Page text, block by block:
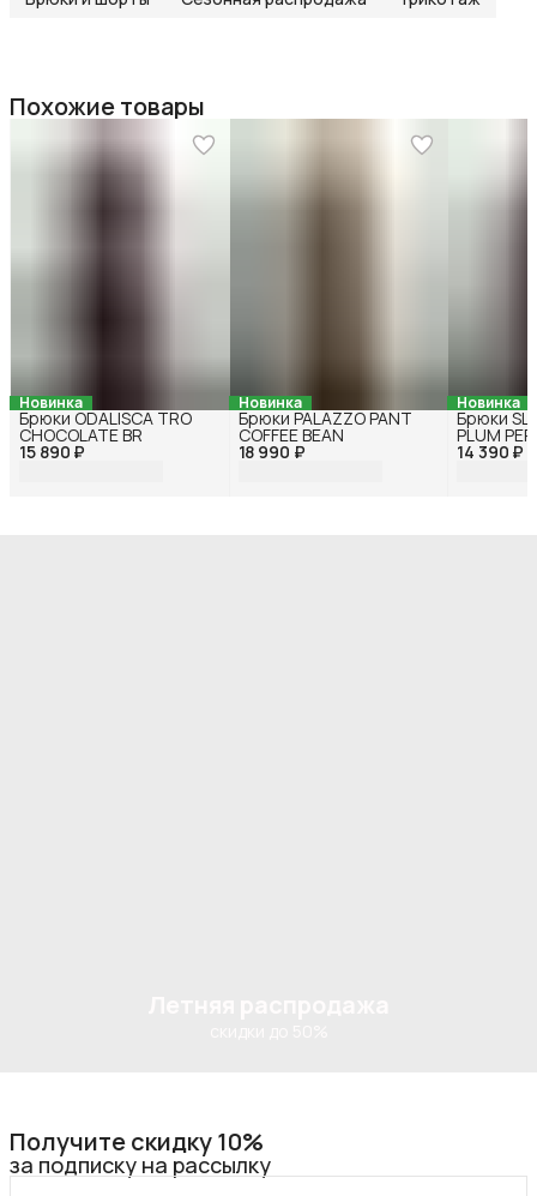
Похожие товары
Новинка
15 890 ₽
Брюки ODALISCA TRO
CHOCOLATE BR
Новинка
18 990 ₽
Брюки PALAZZO PANT
COFFEE BEAN
Новинка
14 390 ₽
Брюки
PLUM
Получите скидку 10%
за подписку на рассылку